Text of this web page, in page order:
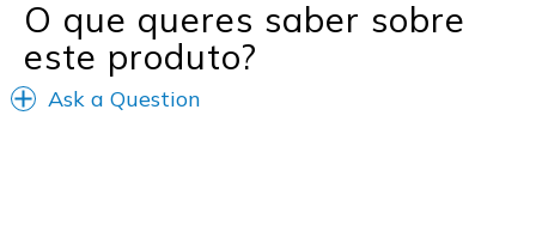
Width
Feels true to width
Sizing
View On Shoes
O que queres saber sobre
este produto?
Ask a Question